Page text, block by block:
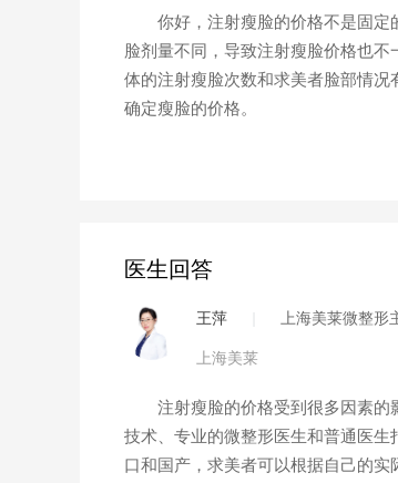
你好，注射瘦脸的价格不是固定
脸剂量不同，导致注射瘦脸价格也
体的注射瘦脸次数和求美者脸部情
确定瘦脸的价格。
医生回答
王萍 上海美莱微整形
上海美莱
注射瘦脸的价格受到很多因素的
技术、专业的微整形医生和普通医
口和国产，求美者可以根据自己的